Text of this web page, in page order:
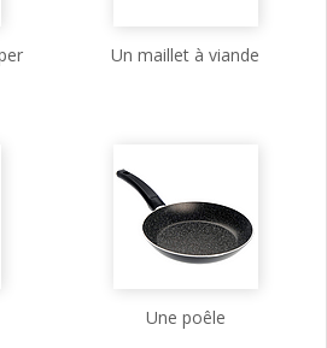
Un maillet à viande
Une poêle